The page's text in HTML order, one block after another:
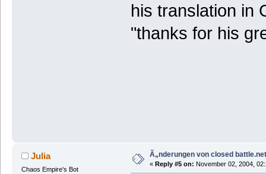
his translation in
"thanks for his
Julia
Chaos Empire's Bot
Ã„nderungen von closed
« Reply #5 on: November 02, 2004,